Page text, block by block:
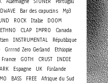
Bar des capucins Mp3
ROCK Italie
DOOM
ETHNO CLAP IMPRO
Canada
INSTRUMENTAL
République
Grrrnd Zero Gerland
Ethiopie
France GOTH CRUST INDIE
Espagne UK
Finlande
BASS FREE
Afrique du Sud